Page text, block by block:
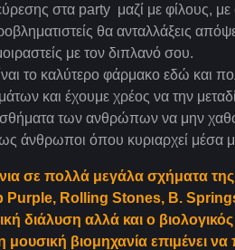
στα party μαζί με φίλους,
θα ανταλλάξεις
με τον διπλανό σου.
το καλύτερο φάρμακο εδώ και
και έχουμε χρέος να την
των ανθρώπων να μην
άνθρωποι όπου κυριαρχεί μέσα
σε πολλά μεγάλα σχήματα
Purple, Rolling Stones, Β.
διάλυση αλλά και ο
μουσική βιομηχανία επιμένει